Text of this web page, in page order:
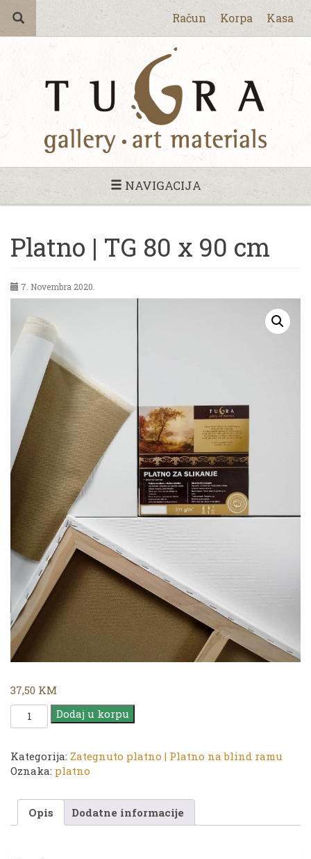
Račun Korpa Kasa
NAVIGACIJA
Platno | TG 80 x 90 cm
7. Novembra 2020.
37,50 KM
Platno
|
80
x
cm
količina
Dodaj u korpu
Kategorija: Zategnuto platno | Platno na blind ramu
Oznaka: platno
Opis Dodatne informacije